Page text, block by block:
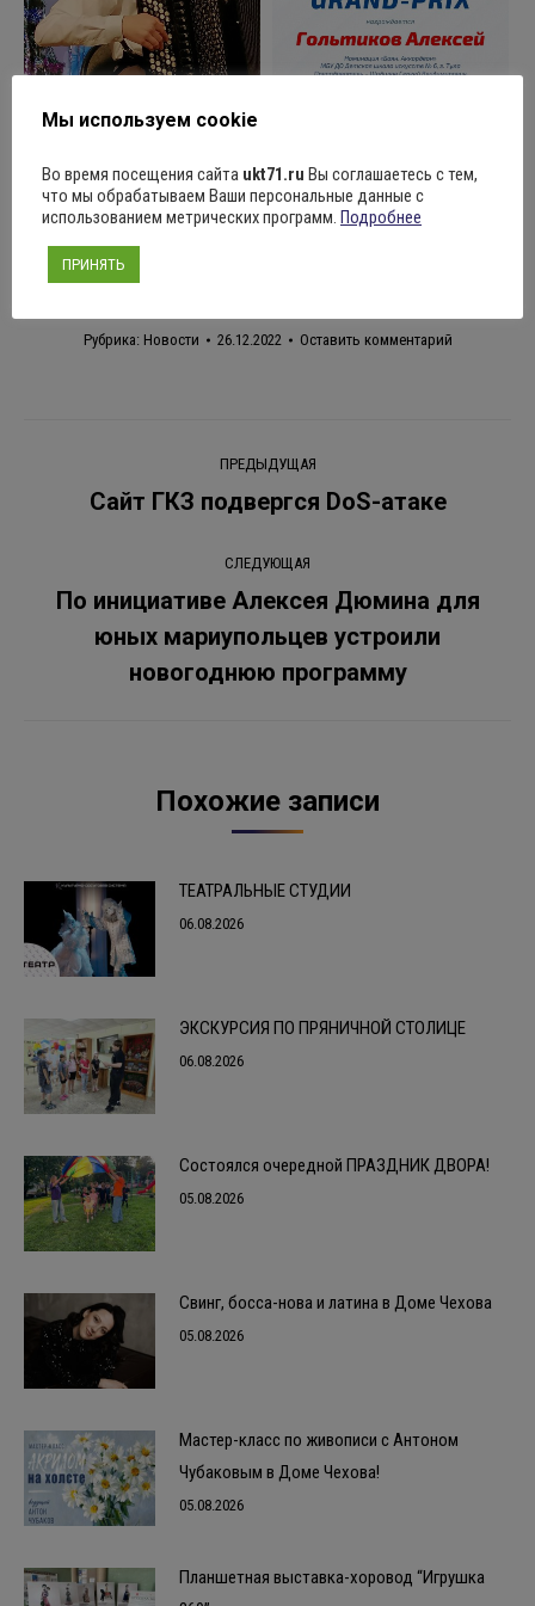
Поделиться
Рубрика: Новости 26.12.2022 Оставить комментарий
НавигацияПРЕДЫДУЩАЯ
Предыдущая
Сайт ГКЗ подвергся DoS-атаке
СЛЕДУЮЩАЯ
Следующая
запись:
По инициативе Алексея Дюмина для
юных мариупольцев устроили
новогоднюю программу
Похожие записи
ТЕАТРАЛЬНЫЕ СТУДИИ
06.08.2026
ЭКСКУРСИЯ ПО ПРЯНИЧНОЙ СТОЛИЦЕ
06.08.2026
Состоялся очередной ПРАЗДНИК ДВОРА!
05.08.2026
Свинг, босса-нова и латина в Доме Чехова
05.08.2026
Мастер-класс по живописи с Антоном
Чубаковым в Доме Чехова!
05.08.2026
Планшетная выставка-хоровод “Игрушка
Мы используем cookie
Во время посещения сайта ukt71.ru Вы соглашаетесь с тем,
что мы обрабатываем Ваши персональные данные с
использованием метрических программ. Подробнее
ПРИНЯТЬ